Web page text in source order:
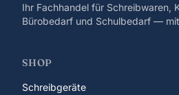
Ihr Fachhandel für Schreibwaren,
Bürobedarf und Schulbedarf —
SHOP
Schreibgeräte